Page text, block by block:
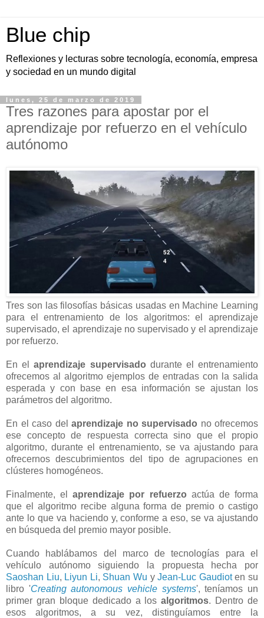
Blue chip
Reflexiones y lecturas sobre tecnología, economía, empresa
y sociedad en un mundo digital
lunes, 25 de marzo de 2019
Tres razones para apostar por el
aprendizaje por refuerzo en el vehículo
autónomo
Tres son las filosofías básicas usadas en Machine Learning
para el entrenamiento de los algoritmos: el aprendizaje
supervisado, el aprendizaje no supervisado y el aprendizaje
por refuerzo.
En elaprendizaje supervisado durante el entrenamiento
ofrecemos al algoritmo ejemplos de entradas con la salida
esperada y con base en esa información se ajustan los
parámetros del algoritmo.
En el caso del aprendizaje no supervisado no ofrecemos
ese concepto de respuesta correcta sino que el propio
algoritmo, durante el entrenamiento, se va ajustando para
ofrecernos descubrimientos del tipo de agrupaciones en
clústeres homogéneos.
Finalmente, elaprendizaje por refuerzo actúa de forma
que el algoritmo recibe alguna forma de premio o castigo
ante lo que va haciendo y, conforme a eso, se va ajustando
en búsqueda del premio mayor posible.
Cuando hablábamos del marco de tecnologías para el
vehículo autónomo siguiendo la propuesta hecha por
Saoshan Liu, Liyun Li, Shuan Wu yJean-Luc Gaudioten su
libro 'Creating autonomous vehicle systems', teníamos un
primer gran bloque dedicado a losalgoritmos. Dentro de
esos algoritmos, a su vez, distinguíamos entre la